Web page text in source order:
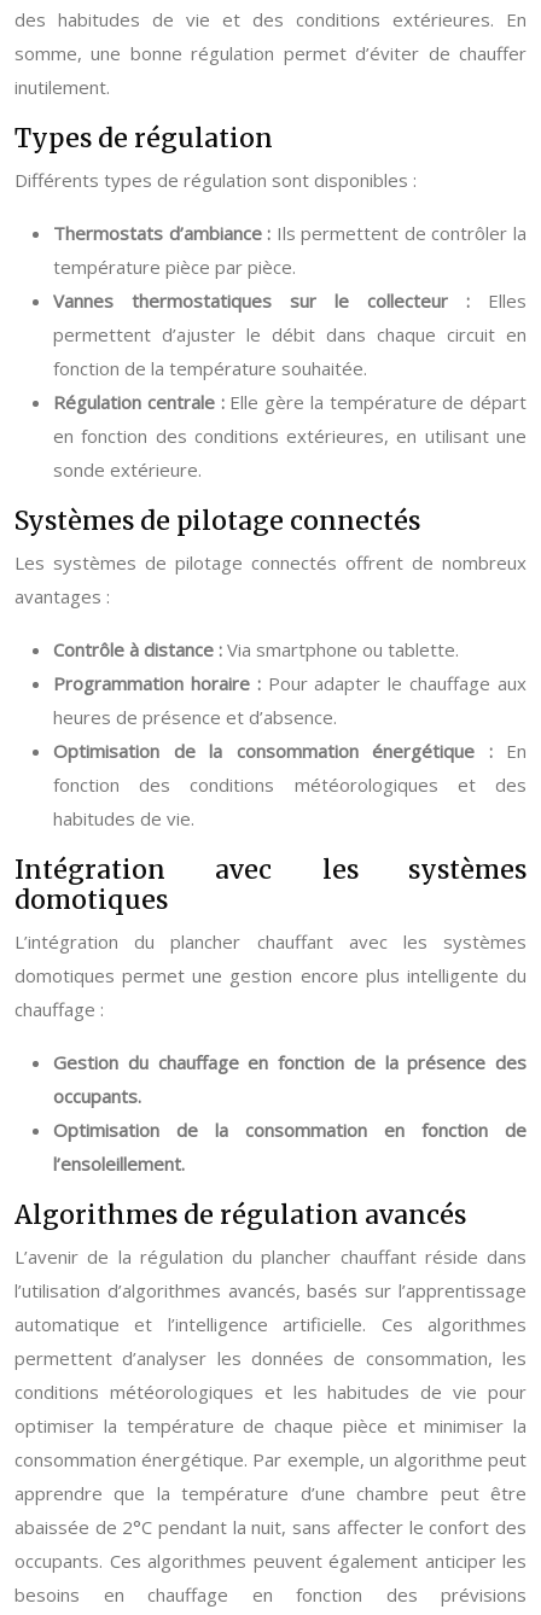
des habitudes de vie et des conditions extérieures. En
somme, une bonne régulation permet d’éviter de chauffer
inutilement.
Types de régulation
Différents types de régulation sont disponibles :
Thermostats d’ambiance : Ils permettent de contrôler la
température pièce par pièce.
Vannes thermostatiques sur le collecteur : Elles
permettent d’ajuster le débit dans chaque circuit en
fonction de la température souhaitée.
Régulation centrale : Elle gère la température de départ
en fonction des conditions extérieures, en utilisant une
sonde extérieure.
Systèmes de pilotage connectés
Les systèmes de pilotage connectés offrent de nombreux
avantages :
Contrôle à distance : Via smartphone ou tablette.
Programmation horaire : Pour adapter le chauffage aux
heures de présence et d’absence.
Optimisation de la consommation énergétique : En
fonction des conditions météorologiques et des
habitudes de vie.
Intégration avec les systèmes
domotiques
L’intégration du plancher chauffant avec les systèmes
domotiques permet une gestion encore plus intelligente du
chauffage :
Gestion du chauffage en fonction de la présence des
occupants.
Optimisation de la consommation en fonction de
l’ensoleillement.
Algorithmes de régulation avancés
L’avenir de la régulation du plancher chauffant réside dans
l’utilisation d’algorithmes avancés, basés sur l’apprentissage
automatique et l’intelligence artificielle. Ces algorithmes
permettent d’analyser les données de consommation, les
conditions météorologiques et les habitudes de vie pour
optimiser la température de chaque pièce et minimiser la
consommation énergétique. Par exemple, un algorithme peut
apprendre que la température d’une chambre peut être
abaissée de 2°C pendant la nuit, sans affecter le confort des
occupants. Ces algorithmes peuvent également anticiper les
besoins en chauffage en fonction des prévisions